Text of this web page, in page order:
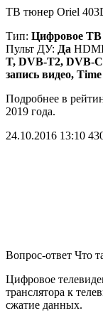
ТВ тюнер Oriel
Тип: Цифровое ТВ
Пульт ДУ: Да
T, DVB-T2, DVB-C
запись видео,
Подробнее в
2019 года.
24.10.2016 13:10
Вопрос-ответ Что
Цифровое
транслятора к
сжатие данных.